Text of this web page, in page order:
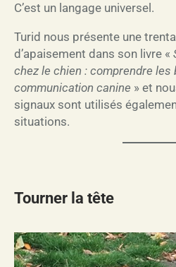
C’est un langage universel.
Turid nous présente une
d’apaisement dans son livre «
chez le chien : comprendre les
communication canine » et
signaux sont utilisés
situations.
Tourner la tête